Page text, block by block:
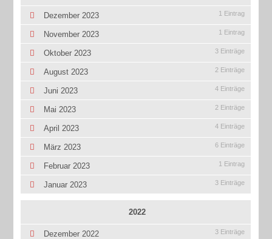
Dezember 2023 1 Eintrag
November 2023 1 Eintrag
Oktober 2023 3 Einträge
August 2023 2 Einträge
Juni 2023 4 Einträge
Mai 2023 2 Einträge
April 2023 4 Einträge
März 2023 6 Einträge
Februar 2023 1 Eintrag
Januar 2023 3 Einträge
2022
Dezember 2022 3 Einträge